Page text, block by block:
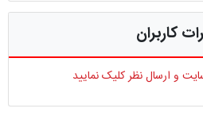
کاربران
و ارسال نظر کلیک نمایید